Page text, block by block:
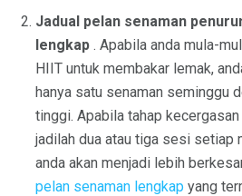
Jadual pelan senaman
lengkap . Apabila anda mula-
HIIT untuk membakar lemak,
hanya satu senaman seminggu
tinggi. Apabila tahap
jadilah dua atau tiga sesi setiap
anda akan menjadi lebih
pelan senaman lengkap yang